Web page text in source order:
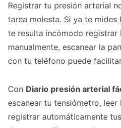
Registrar tu presión arterial
tarea molesta. Si ya te
te resulta incómodo registrar
manualmente, escanear la
con tu teléfono puede
Con Diario presión arterial
escanear tu tensiómetro, leer
registrar automáticamente